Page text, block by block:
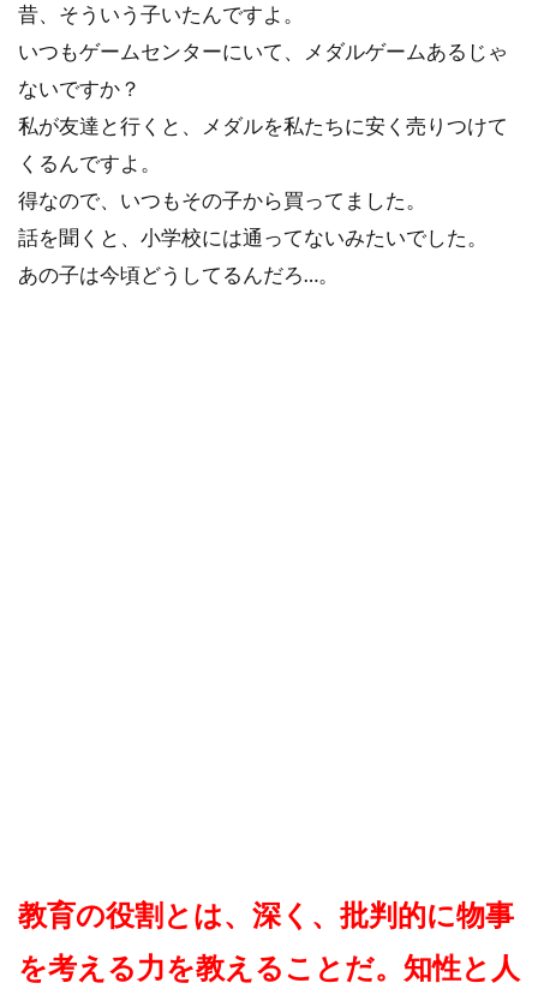
昔、そういう子いたんですよ。
いつもゲームセンターにいて、メダルゲームあるじゃ
ないですか？
私が友達と行くと、メダルを私たちに安く売りつけて
くるんですよ。
得なので、いつもその子から買ってました。
話を聞くと、小学校には通ってないみたいでした。
あの子は今頃どうしてるんだろ…。
教育の役割とは、深く、批判的に物事
を考える力を教えることだ。知性と人